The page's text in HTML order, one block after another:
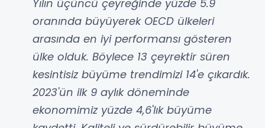
Yılın üçüncü çeyreğinde yüzde 5.9
oranında büyüyerek OECD ülkeleri
arasında en iyi performansı gösteren
ülke olduk. Böylece 13 çeyrektir süren
kesintisiz büyüme trendimizi 14'e çıkardık.
2023'ün ilk 9 aylık döneminde
ekonomimiz yüzde 4,6'lık büyüme